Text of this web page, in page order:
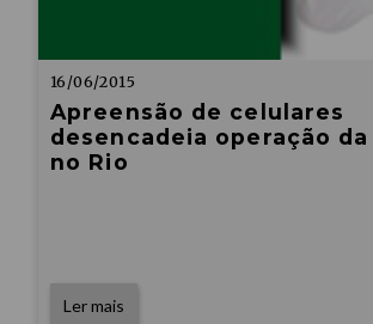
16/06/2015
Apreensão de celulares
desencadeia operação
no Rio
Ler mais